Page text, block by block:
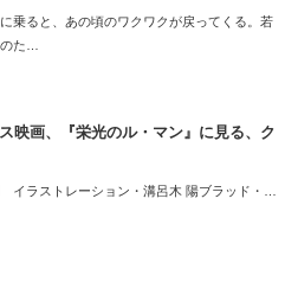
乗ると、あの頃のワクワクが戻ってくる。若
た…
映画、『栄光のル・マン』に見る、ク
イラストレーション・溝呂木 陽ブラッド・…